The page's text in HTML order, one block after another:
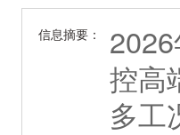
信息摘要：
控高
多工